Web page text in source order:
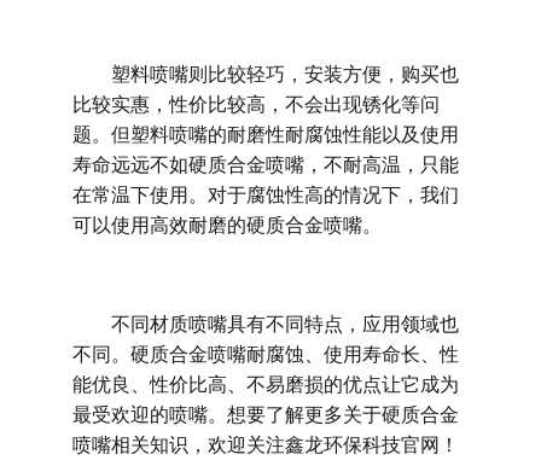
塑料喷嘴则比较轻巧，安装方便，购买也
比较实惠，性价比较高，不会出现锈化等问
题。但塑料喷嘴的耐磨性耐腐蚀性能以及使用
寿命远远不如硬质合金喷嘴，不耐高温，只能
在常温下使用。对于腐蚀性高的情况下，我们
可以使用高效耐磨的硬质合金喷嘴。
不同材质喷嘴具有不同特点，应用领域也
不同。硬质合金喷嘴耐腐蚀、使用寿命长、性
能优良、性价比高、不易磨损的优点让它成为
最受欢迎的喷嘴。 想要了解更多关于硬质合金
喷嘴相关知识，欢迎关注鑫龙环保科技官网！